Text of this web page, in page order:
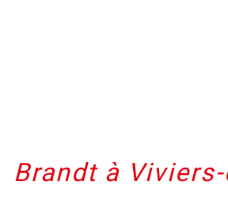
Brandt à